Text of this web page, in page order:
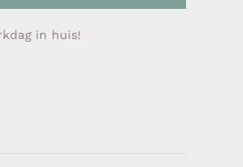
in huis!